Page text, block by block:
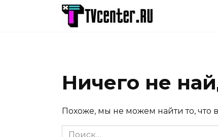
Ничего не
Похоже, мы не можем найти то, что
Search